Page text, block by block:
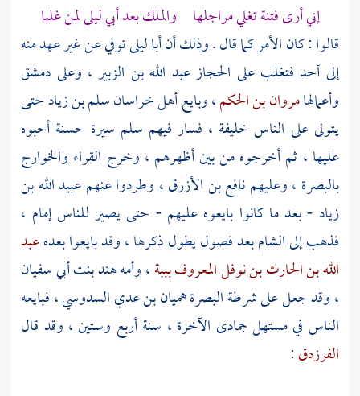
إني أرى فتنة تغلي مراجلها والملك بعد أبي ليلى لمن غلبا
قالوا : كان الأمر كما قال . وذلك أنأبا ليلىتوفي عن غير عهد منه
إلى أحد فتغلب على الحجازعبد الله بن الزبير ، وعلى دمشق
وأعمالهامروان بن الحكم، وبايع أهلخراسانسلم بن زيادحتى
يتولى على الناس خليفة ، فسار فيهم سلم سيرة حسنة أحبوه
عليها ، ثم أخرجوه من بين أظهرهم ، وخرج القراء والخوارج
بالبصرة ، وعليهمنافع بن الأزرق، وطردوا عنهمعبيد الله بن
زياد - بعد ما كانوا بايعوه عليهم - حتى يصير للناس إمام ،
فذهب إلىالشامبعد فصول يطول ذكرها ، وقد بايعوا بعدهعبد
الله بن الحارث بن نوفل المعروف بببة، وأمههند بنت أبي سفيان
، وقد جعل على شرطةالبصرةهميان بن عدي السدوسي، فبايعه
الناس في مستهل جمادى الآخرة ، سنة أربع وستين ، وقد قال
الفرزدق: